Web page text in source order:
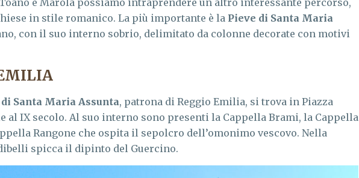
e Marola possiamo intraprendere un altro interessante percorso,
in stile romanico. La più importante è la Pieve di Santa Maria
con il suo interno sobrio, delimitato da colonne decorate con motivi
Santa Maria Assunta, patrona di Reggio Emilia, si trova in Piazza
al IX secolo. Al suo interno sono presenti la Cappella Brami, la Cappella
Rangone che ospita il sepolcro dell’omonimo vescovo. Nella
spicca il dipinto del Guercino.